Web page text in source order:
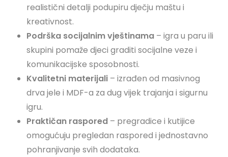
realistični detalji podupiru dječju maštu i
kreativnost.
Podrška socijalnim vještinama – igra u paru ili
skupini pomaže djeci graditi socijalne veze i
komunikacijske sposobnosti.
Kvalitetni materijali – izrađen od masivnog
drva jele i MDF-a za dug vijek trajanja i sigurnu
igru.
Praktičan raspored – pregradice i kutijice
omogućuju pregledan raspored i jednostavno
pohranjivanje svih dodataka.